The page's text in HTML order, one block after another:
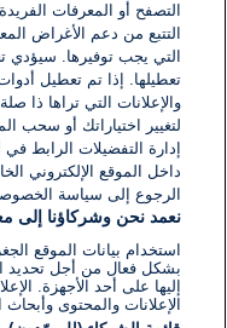
اكتب تعليقًا
التصفح أو المعرفات
التتبع من دعم الأغراض
التي يجب توفيرها.
تعطيلها. إذا تم تعطيل
والإعلانات التي تراها ذا
لتغيير اختياراتك أو
إدارة التفضيلات الرابط
داخل الموقع الإلكتروني
الرجوع إلى سياسة
نعمد نحن وشركاؤنا إلى
استخدام بيانات الموقع
بشكل فعال من أجل تحديد
إليها على أحد الأجهزة.
الإعلانات والمحتوى